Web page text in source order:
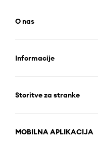
O nas
Informacije
Storitve za stranke
MOBILNA APLIKACIJA